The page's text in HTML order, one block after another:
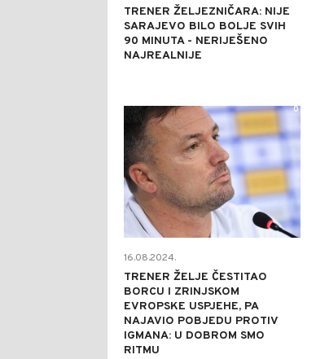
TRENER ŽELJEZNIČARA: NIJE
SARAJEVO BILO BOLJE SVIH
90 MINUTA - NERIJEŠENO
NAJREALNIJE
16.08.2024.
TRENER ŽELJE ČESTITAO
BORCU I ZRINJSKOM
EVROPSKE USPJEHE, PA
NAJAVIO POBJEDU PROTIV
IGMANA: U DOBROM SMO
RITMU
0